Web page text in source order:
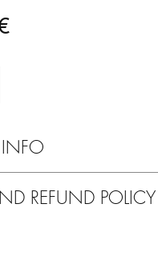
Prezzo
REFUND POLICY